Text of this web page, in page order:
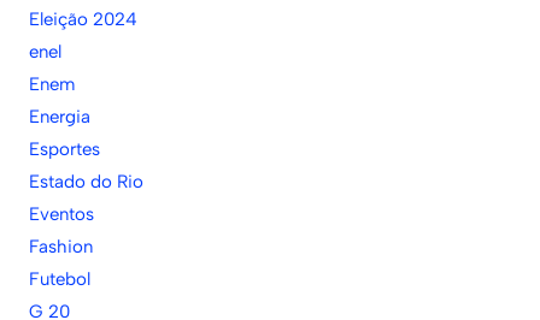
Eleição 2024
enel
Enem
Energia
Esportes
Estado do Rio
Eventos
Fashion
Futebol
G 20